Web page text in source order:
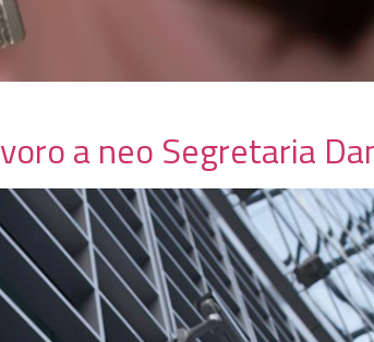
a neo Segretaria